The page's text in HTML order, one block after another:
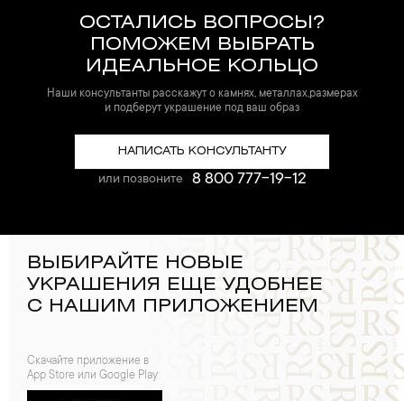
ОСТАЛИСЬ ВОПРОСЫ?
ПОМОЖЕМ ВЫБРАТЬ
ИДЕАЛЬНОЕ КОЛЬЦО
Наши консультанты расскажут о камнях, металлах,размерах
и подберут украшение под ваш образ
НАПИСАТЬ КОНСУЛЬТАНТУ
или позвоните 8 800 777-19-12
ВЫБИРАЙТЕ НОВЫЕ
УКРАШЕНИЯ ЕЩЕ УДОБНЕЕ
С НАШИМ ПРИЛОЖЕНИЕМ
Скачайте приложение в
App Store или Google Play: